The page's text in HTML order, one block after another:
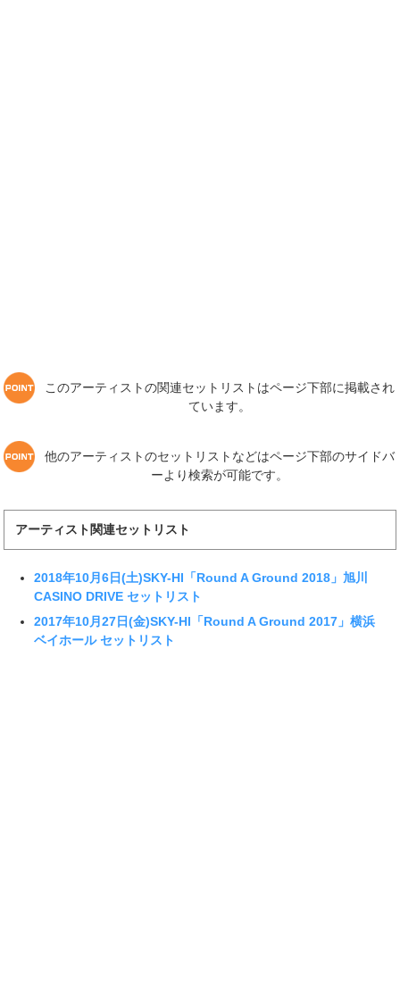
このアーティストの関連セットリストはページ下部に掲載され
ています。
他のアーティストのセットリストなどはページ下部のサイドバ
ーより検索が可能です。
アーティスト関連セットリスト
2018年10月6日(土)SKY-HI「Round A Ground 2018」旭川
CASINO DRIVE セットリスト
2017年10月27日(金)SKY-HI「Round A Ground 2017」横浜
ベイホール セットリスト